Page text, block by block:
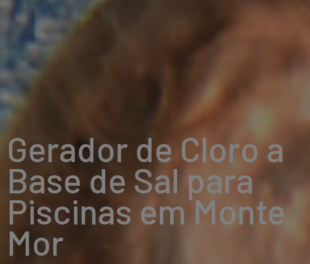
Gerador de Cloro a
Base de Sal para
Piscinas em Monte
Mor